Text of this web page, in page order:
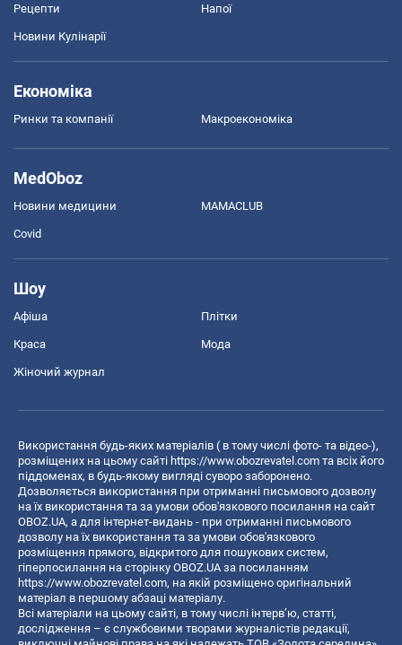
Рецепти Напої
Новини Кулінарії
Економіка
Ринки та компанії Макроекономіка
MedOboz
Новини медицини MAMACLUB
Covid
Шоу
Афіша Плітки
Краса Мода
Жіночий журнал
Використання будь-яких матеріалів ( в тому числі фото- та відео-),
розміщених на цьому сайті https://www.obozrevatel.com та всіх його
піддоменах, в будь-якому вигляді суворо заборонено.
Дозволяється використання при отриманні письмового дозволу
на їх використання та за умови обов'язкового посилання на сайт
OBOZ.UA, а для інтернет-видань - при отриманні письмового
дозволу на їх використання та за умови обов'язкового
розміщення прямого, відкритого для пошукових систем,
гіперпосилання на сторінку OBOZ.UA за посиланням
https://www.obozrevatel.com, на якій розміщено оригінальний
матеріал в першому абзаці матеріалу.
Всі матеріали на цьому сайті, в тому числі інтерв’ю, статті,
дослідження – є службовими творами журналістів редакції,